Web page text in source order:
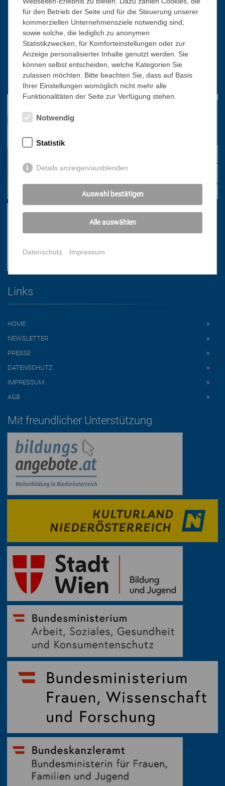
Katholisches Bildungswerk Wien
1010 Wien, Stephansplatz 3
01/51 552-3320
office@bildungswerk.at
Links
HOME
NEWSLETTER
PRESSE
DATENSCHUTZ
IMPRESSUM
AGB
Mit freundlicher Unterstützung
für den Betrieb der Seite und für die Steuerung unserer
kommerziellen Unternehmensziele notwendig sind,
sowie solche, die lediglich zu anonymen
Statistikzwecken, für Komforteinstellungen oder zur
Anzeige personalisierter Inhalte genutzt werden. Sie
können selbst entscheiden, welche Kategorien Sie
zulassen möchten. Bitte beachten Sie, dass auf Basis
Ihrer Einstellungen womöglich nicht mehr alle
Funktionalitäten der Seite zur Verfügung stehen.
Notwendig
Statistik
Details anzeigen/ausblenden
Auswahl bestätigen
Alle auswählen
Datenschutz Impressum